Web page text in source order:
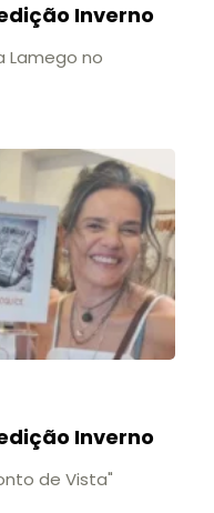
Inverno
Lamego no
Inverno
de Vista"